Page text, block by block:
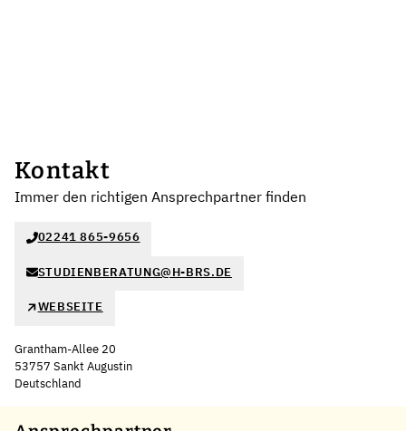
Kontakt
Immer den richtigen Ansprechpartner finden
02241 865-9656
STUDIENBERATUNG@H-BRS.DE
WEBSEITE
Grantham-Allee 20
53757 Sankt Augustin
Deutschland